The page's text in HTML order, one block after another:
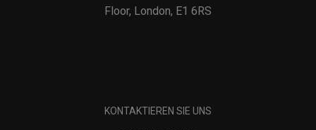
Floor, London, E1 6RS
KONTAKTIEREN SIE UNS